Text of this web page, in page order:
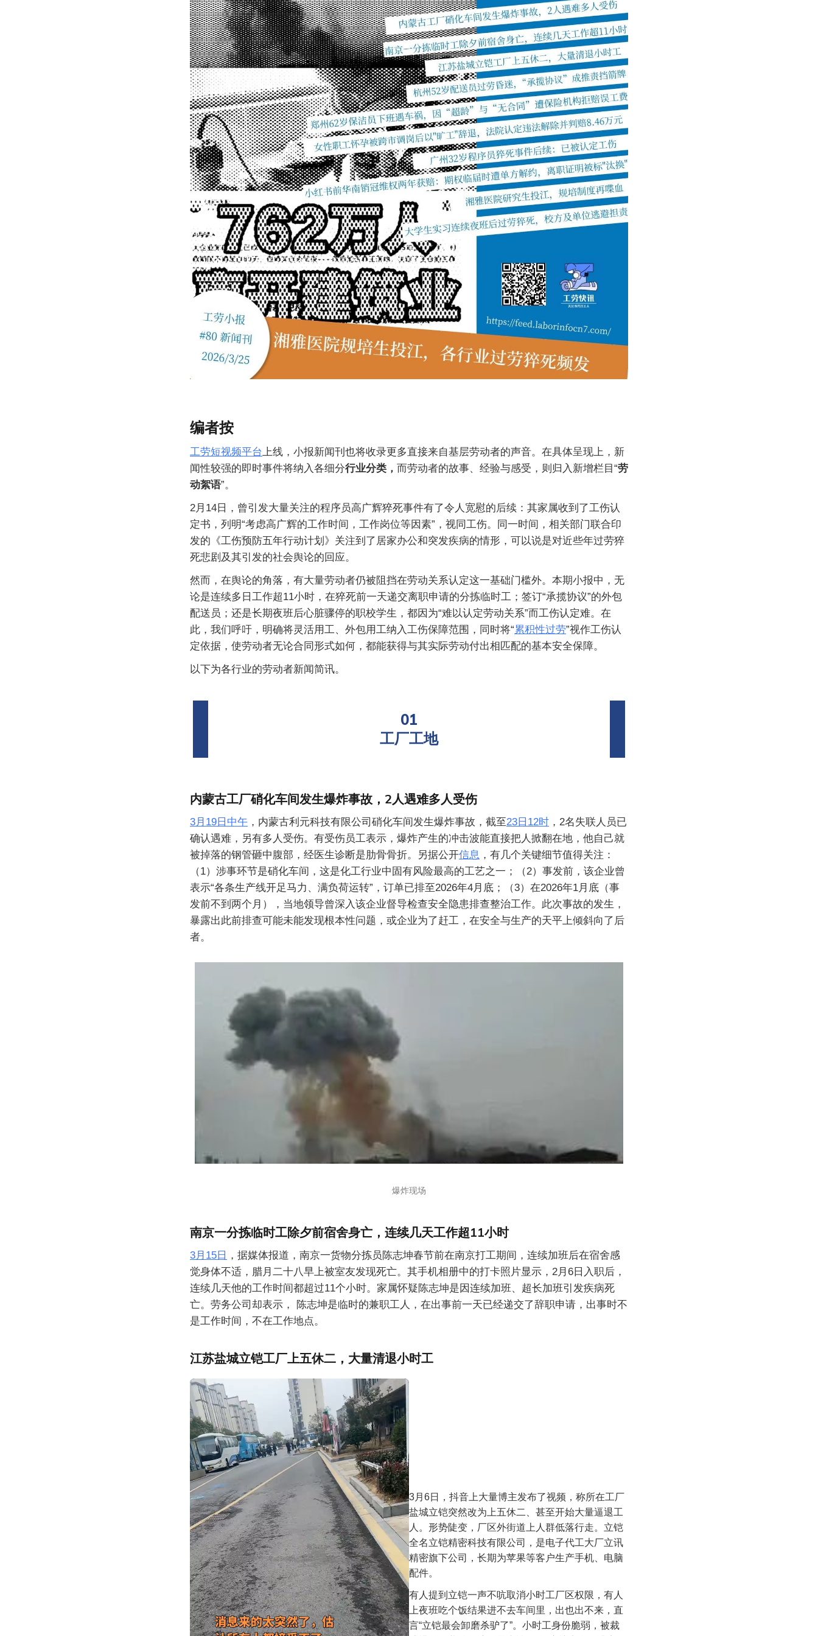
编者按
工劳短视频平台 上线，小报新闻刊也将收录更多直接来自基层劳动者的声音。在具体呈现上，新
闻性较强的即时事件将纳入各细分行业分类， 而劳动者的故事、经验与感受，则归入新增栏目“劳
动絮语”。
2月14日，曾引发大量关注的程序员高广辉猝死事件有了令人宽慰的后续：其家属收到了工伤认
定书，列明“考虑高广辉的工作时间，工作岗位等因素”，视同工伤。同一时间，相关部门联合印
发的《工伤预防五年行动计划》关注到了居家办公和突发疾病的情形，可以说是对近些年过劳猝
死悲剧及其引发的社会舆论的回应。
然而，在舆论的角落，有大量劳动者仍被阻挡在劳动关系认定这一基础门槛外。本期小报中，无
论是连续多日工作超11小时，在猝死前一天递交离职申请的分拣临时工；签订“承揽协议”的外包
配送员；还是长期夜班后心脏骤停的职校学生，都因为“难以认定劳动关系”而工伤认定难。在
此，我们呼吁，明确将灵活用工、外包用工纳入工伤保障范围，同时将“累积性过劳”视作工伤认
定依据，使劳动者无论合同形式如何，都能获得与其实际劳动付出相匹配的基本安全保障。
以下为各行业的劳动者新闻简讯。
01
工厂工地
内蒙古工厂硝化车间发生爆炸事故，2人遇难多人受伤
3月19日中午 ，内蒙古利元科技有限公司硝化车间发生爆炸事故，截至23日12时 ，2名失联人员已
确认遇难，另有多人受伤。有受伤员工表示，爆炸产生的冲击波能直接把人掀翻在地，他自己就
被掉落的钢管砸中腹部，经医生诊断是肋骨骨折。另据公开信息 ，有几个关键细节值得关注：
（1）涉事环节是硝化车间，这是化工行业中固有风险最高的工艺之一；（2）事发前，该企业曾
表示“各条生产线开足马力、满负荷运转”，订单已排至2026年4月底；（3）在2026年1月底（事
发前不到两个月），当地领导曾深入该企业督导检查安全隐患排查整治工作。此次事故的发生，
暴露出此前排查可能未能发现根本性问题，或企业为了赶工，在安全与生产的天平上倾斜向了后
者。
爆炸现场
南京一分拣临时工除夕前宿舍身亡，连续几天工作超11小时
3月15日 ，据媒体报道，南京一货物分拣员陈志坤春节前在南京打工期间，连续加班后在宿舍感
觉身体不适，腊月二十八早上被室友发现死亡。其手机相册中的打卡照片显示，2月6日入职后，
连续几天他的工作时间都超过11个小时。家属怀疑陈志坤是因连续加班、超长加班引发疾病死
亡。劳务公司却表示， 陈志坤是临时的兼职工人，在出事前一天已经递交了辞职申请，出事时不
是工作时间，不在工作地点。
江苏盐城立铠工厂上五休二，大量清退小时工
3月6日，抖音上大量博主发布了视频，称所在工厂
盐城立铠突然改为上五休二、甚至开始大量逼退工
人。形势陡变，厂区外街道上人群低落行走。立铠
全名立铠精密科技有限公司，是电子代工大厂立讯
精密旗下公司，长期为苹果等客户生产手机、电脑
配件。
有人提到立铠一声不吭取消小时工厂区权限，有人
上夜班吃个饭结果进不去车间里，出也出不来，直
言“立铠最会卸磨杀驴了”。小时工身份脆弱，被裁